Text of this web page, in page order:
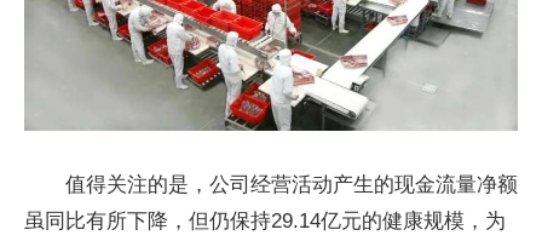
值得关注的是，公司经营活动产生的现金流量净额
虽同比有所下降，但仍保持29.14亿元的健康规模，为